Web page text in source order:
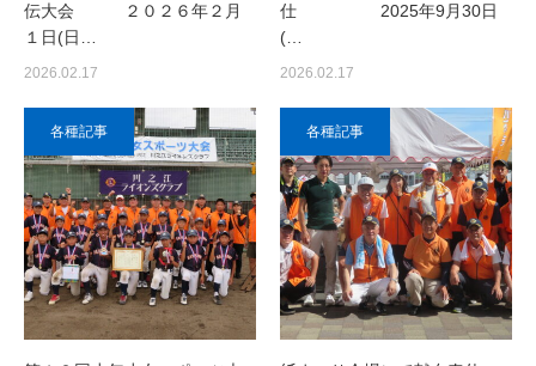
伝大会 ２０２６年２月
１日(日…
2026.02.17
仕 2025年9月30日
(…
2026.02.17
各種記事 各種記事